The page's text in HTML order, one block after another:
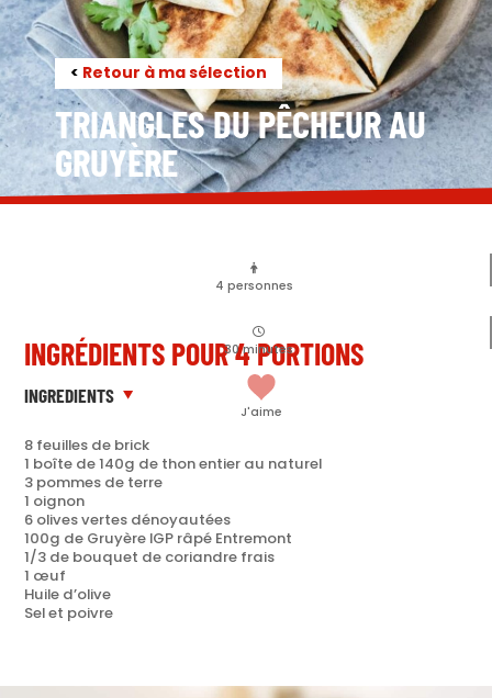
< Retour à ma sélection
TRIANGLES DU PÊCHEUR AU
GRUYÈRE
4personnes
30minutes
J'aime
INGRÉDIENTS POUR 4 PORTIONS
INGREDIENTS
8 feuilles de brick
1 boîte de 140g de thon entier au naturel
3 pommes de terre
1 oignon
6 olives vertes dénoyautées
100g de Gruyère IGP râpé Entremont
1/3 de bouquet de coriandre frais
1 œuf
Huile d’olive
Sel et poivre